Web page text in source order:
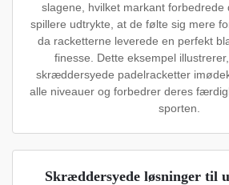
slagene, hvilket markant forbedrede
spillere udtrykte, at de følte sig mere
da racketterne leverede en perfekt
finesse. Dette eksempel
skræddersyede padelracketter
alle niveauer og forbedrer deres
sporten.
Skræddersyede løsninger til